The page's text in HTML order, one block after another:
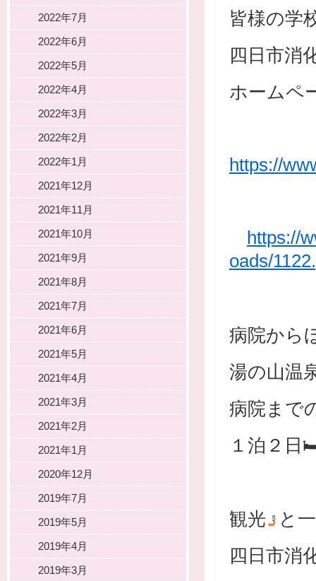
皆様の学
四日市消
ホームペ
https://
https://
oads/
病院から
湯の山温
病院まで
１泊２日
観光
と
四日市消
2022年7月
2022年6月
2022年5月
2022年4月
2022年3月
2022年2月
2022年1月
2021年12月
2021年11月
2021年10月
2021年9月
2021年8月
2021年7月
2021年6月
2021年5月
2021年4月
2021年3月
2021年2月
2021年1月
2020年12月
2019年7月
2019年5月
2019年4月
2019年3月